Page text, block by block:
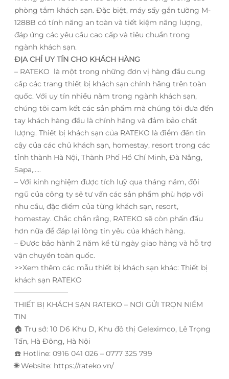
phòng tắm khách sạn. Đặc biệt, máy sấy gắn tường M-
1288B có tính năng an toàn và tiết kiệm năng lượng,
đáp ứng các yêu cầu cao cấp và tiêu chuẩn trong
ngành khách sạn.
ĐỊA CHỈ UY TÍN CHO KHÁCH HÀNG
– RATEKO là một trong những đơn vị hàng đầu cung
cấp các trang thiết bị khách sạn chính hãng trên toàn
quốc. Với uy tín nhiều năm trong ngành khách sạn,
chúng tôi cam kết các sản phẩm mà chúng tôi đưa đến
tay khách hàng đều là chính hãng và đảm bảo chất
lượng. Thiết bị khách sạn của RATEKO là điểm đến tin
cậy của các chủ khách sạn, homestay, resort trong các
tỉnh thành Hà Nội, Thành Phố Hồ Chí Minh, Đà Nẵng,
Sapa,…..
– Với kinh nghiệm được tích luỹ qua tháng năm, đội
ngũ của công ty sẽ tư vấn các sản phẩm phù hợp với
nhu cầu, đặc điểm của từng khách sạn, resort,
homestay. Chắc chắn rằng, RATEKO sẽ còn phấn đấu
hơn nữa để đáp lại lòng tin yêu của khách hàng.
– Được bảo hành 2 năm kể từ ngày giao hàng và hỗ trợ
vận chuyển toàn quốc.
>>Xem thêm các mẫu thiết bị khách sạn khác: Thiết bị
khách sạn RATEKO
———————–
THIẾT BỊ KHÁCH SẠN RATEKO – NƠI GỬI TRỌN NIỀM
TIN
🏠 Trụ sở: 10 D6 Khu D, Khu đô thị Geleximco, Lê Trọng
Tấn, Hà Đông, Hà Nội
☎️ Hotline: 0916 041 026 – 0777 325 799
🌐Website: https://rateko.vn/